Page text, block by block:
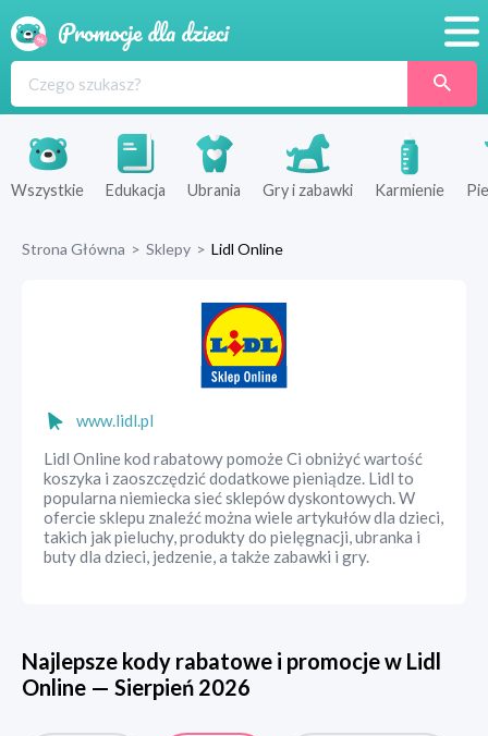
Produkty
Sklepy
Wszystkie Edukacja Ubrania Gry i zabawki Karmienie
Strona Główna > Sklepy > Lidl Online
www.lidl.pl
Lidl Online kod rabatowy pomoże Ci obniżyć wartość
koszyka i zaoszczędzić dodatkowe pieniądze. Lidl to
popularna niemiecka sieć sklepów dyskontowych. W
ofercie sklepu znaleźć można wiele artykułów dla dzieci,
takich jak pieluchy, produkty do pielęgnacji, ubranka i
buty dla dzieci, jedzenie, a także zabawki i gry.
Najlepsze kody rabatowe i promocje w Lidl
Online — Sierpień 2026